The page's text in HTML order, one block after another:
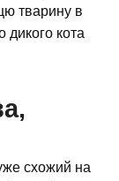
тварину в
дикого кота
схожий на